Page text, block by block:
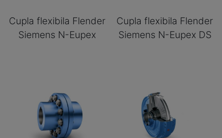
Cupla flexibila Flender
Siemens N-Eupex
Cupla flexibila Flender
Siemens N-Eupex DS